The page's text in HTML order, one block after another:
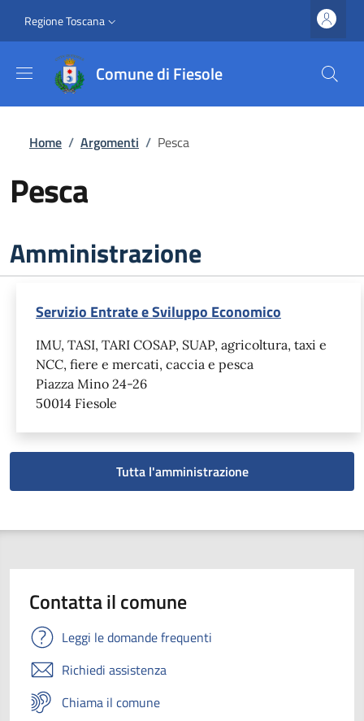
Slim top
Regione Toscana
Comune di Fiesole
Briciole di pane
Home / Argomenti / Pesca
Pesca
Amministrazione
Servizio Entrate e Sviluppo Economico
IMU, TASI, TARI COSAP, SUAP, agricoltura, taxi e
NCC, fiere e mercati, caccia e pesca
Piazza Mino 24-26
50014 Fiesole
Tutta l'amministrazione
Contatta il comune
Leggi le domande frequenti
Richiedi assistenza
Chiama il comune